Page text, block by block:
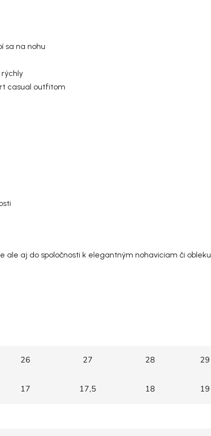
sa na nohu
casual outfitom
aj do spoločnosti k elegantným nohaviciam či obleku.
26 27 28 29
17 17,5 18 19